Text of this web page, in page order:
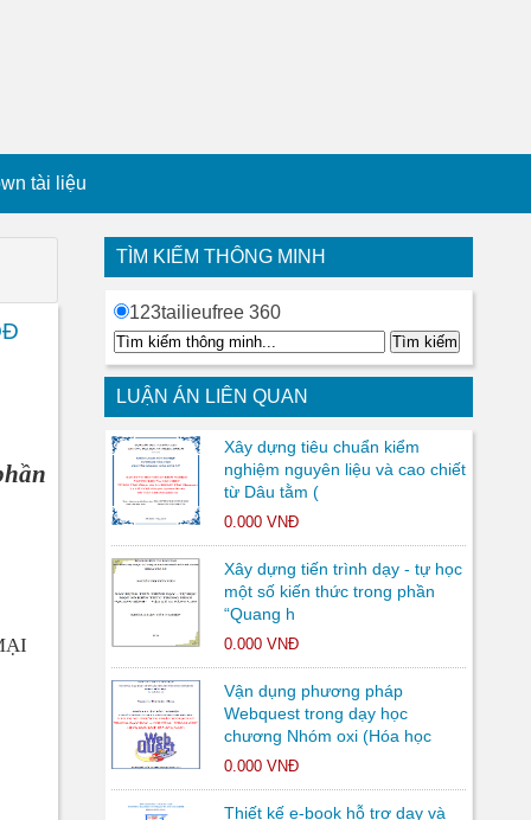
tài liệu
TÌM KIẾM THÔNG MINH
123tailieufree 360
LUẬN ÁN LIÊN QUAN
Xây dựng tiêu chuẩn kiểm
nghiệm nguyên liệu và cao chiết
từ Dâu tằm (
0.000 VNĐ
Xây dựng tiến trình dạy - tự học
một số kiến thức trong phần
“Quang h
0.000 VNĐ
Vận dụng phương pháp
Webquest trong dạy học
chương Nhóm oxi (Hóa học
0.000 VNĐ
Thiết kế e-book hỗ trợ dạy và